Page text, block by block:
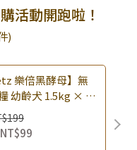
好禮5選3 (限量贈完為
活動開跑啦！
)
樂倍黑酵母】無
幼齡犬 1.5kg × 包
20260818) 狗乾糧
犬飼料 無穀配方｜
NT$99